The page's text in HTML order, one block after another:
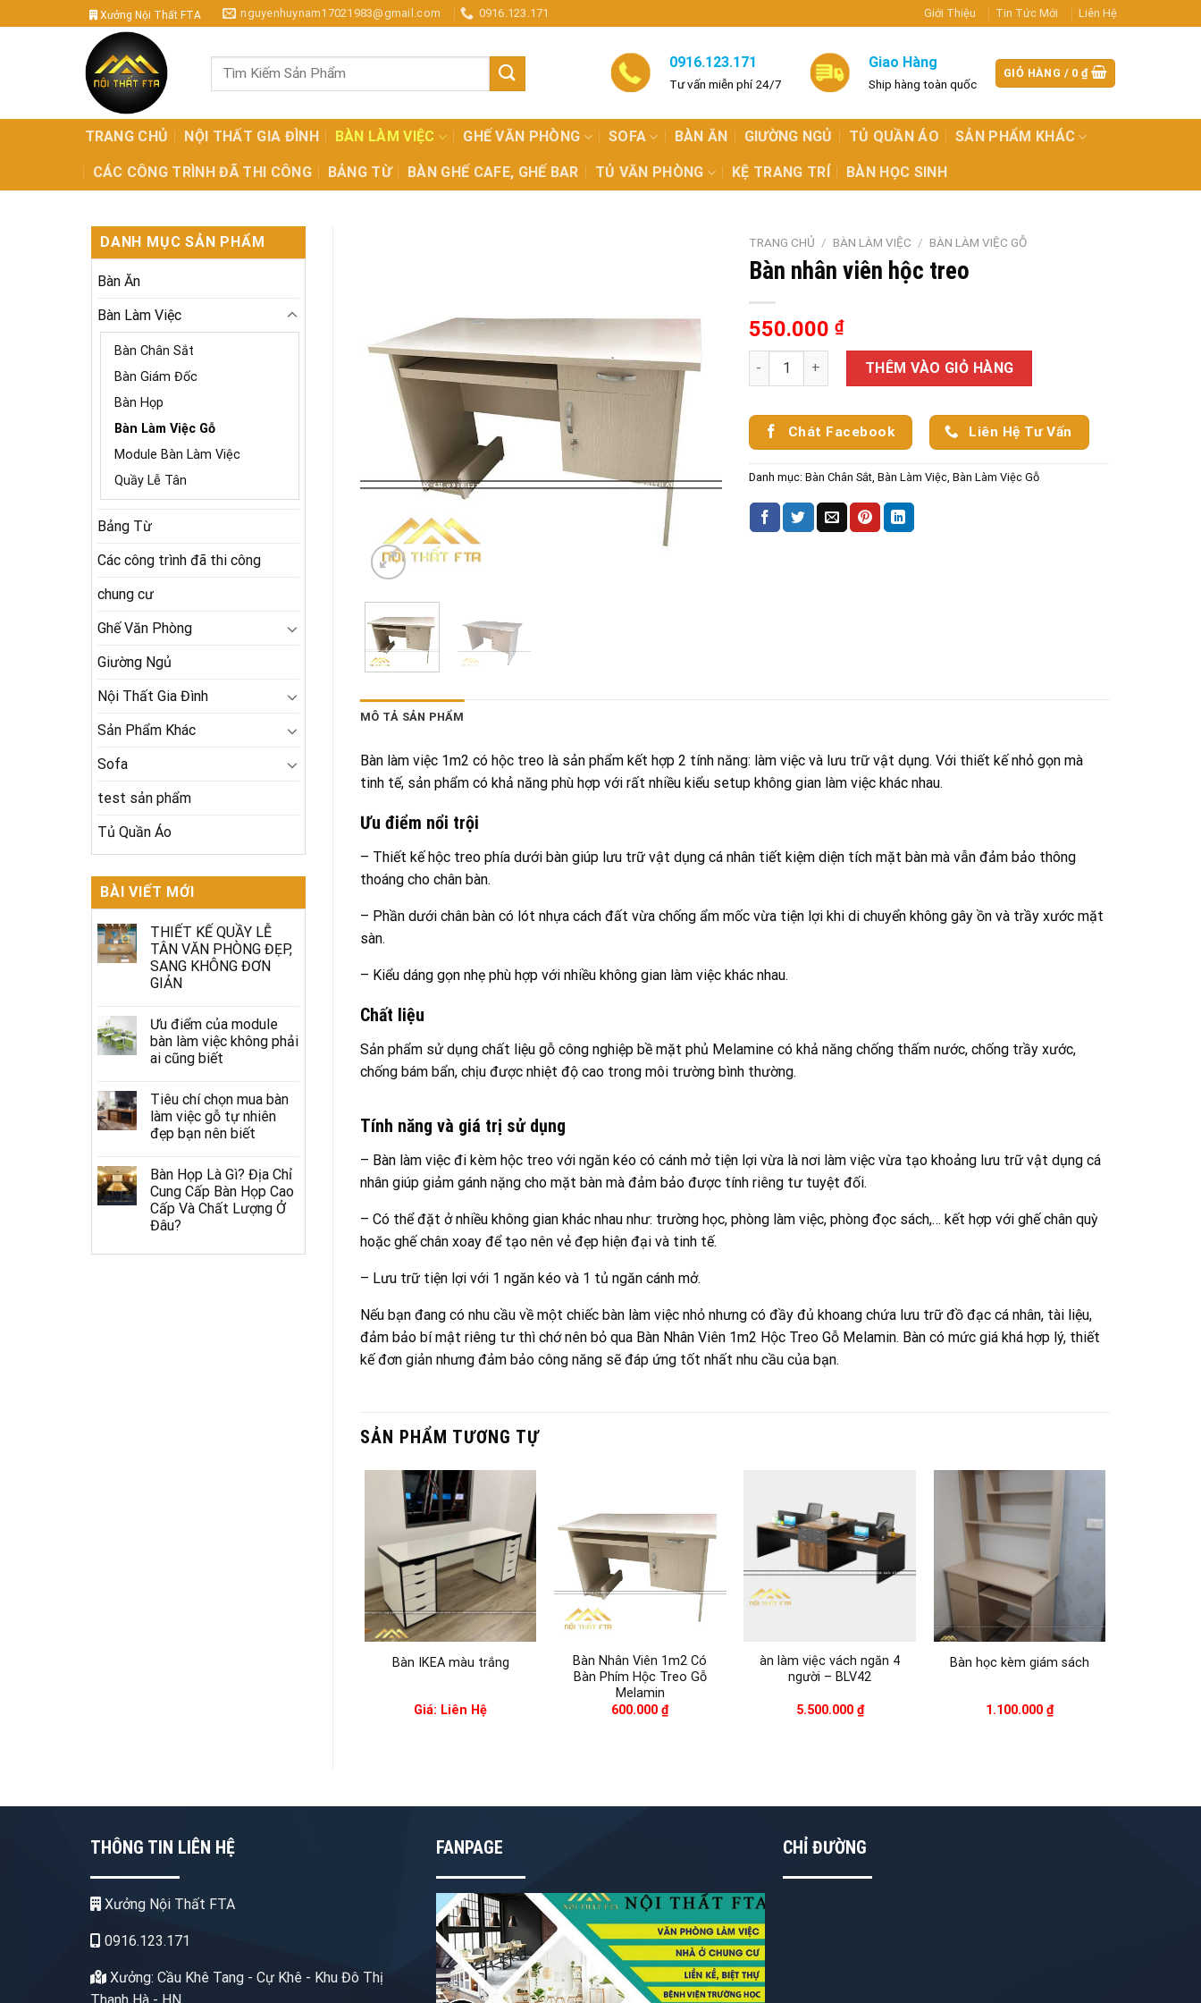
to
Xưởng Nội Thất FTA nguyenhuynam17021983@gmail.com 0916.123.171 Giới Thiệu Tin Tức Mới Liên Hệ
Tìm
0916.123.171
Tư vấn miễn phí 24/7
Giao Hàng
Ship hàng toàn quốc
GIỎ HÀNG / 0₫
TRANG CHỦ NỘI THẤT GIA ĐÌNH BÀN LÀM VIỆC GHẾ VĂN PHÒNG SOFA BÀN ĂN GIƯỜNG NGỦ TỦ QUẦN ÁO SẢN PHẨM KHÁC
CÁC CÔNG TRÌNH ĐÃ THI CÔNG BẢNG TỪ BÀN GHẾ CAFE, GHẾ BAR TỦ VĂN PHÒNG KỆ TRANG TRÍ BÀN HỌC SINH
DANH MỤC SẢN PHẨM
Bàn Ăn
Bàn Làm Việc
Bàn Chân Sắt
Bàn Giám Đốc
Bàn Họp
Bàn Làm Việc Gỗ
Module Bàn Làm Việc
Quầy Lễ Tân
Bảng Từ
Các công trình đã thi công
chung cư
Ghế Văn Phòng
Giường Ngủ
Nội Thất Gia Đình
Sản Phẩm Khác
Sofa
test sản phẩm
Tủ Quần Áo
BÀI VIẾT MỚI
THIẾT KẾ QUẦY LỄ
TÂN VĂN PHÒNG ĐẸP,
SANG KHÔNG ĐƠN
GIẢN
Ưu điểm của module
bàn làm việc không phải
ai cũng biết
Tiêu chí chọn mua bàn
làm việc gỗ tự nhiên
đẹp bạn nên biết
Bàn Họp Là Gì? Địa Chỉ
Cung Cấp Bàn Họp Cao
Cấp Và Chất Lượng Ở
Đâu?
TRANG CHỦ / BÀN LÀM VIỆC / BÀN LÀM VIỆC GỖ
Bàn nhân viên hộc treo
550.000 ₫
Bàn nhân viên hộc treo số lượng
THÊM VÀO GIỎ HÀNG
Chát Facebook Liên Hệ Tư Vấn
Danh mục: Bàn Chân Sắt, Bàn Làm Việc, Bàn Làm Việc Gỗ
MÔ TẢ SẢN PHẨM
Bàn làm việc 1m2 có hộc treo là sản phẩm kết hợp 2 tính năng: làm việc và lưu trữ vật dụng. Với thiết kế nhỏ gọn mà
tinh tế, sản phẩm có khả năng phù hợp với rất nhiều kiểu setup không gian làm việc khác nhau.
Ưu điểm nổi trội
– Thiết kế hộc treo phía dưới bàn giúp lưu trữ vật dụng cá nhân tiết kiệm diện tích mặt bàn mà vẫn đảm bảo thông
thoáng cho chân bàn.
– Phần dưới chân bàn có lót nhựa cách đất vừa chống ẩm mốc vừa tiện lợi khi di chuyển không gây ồn và trầy xước mặt
sàn.
– Kiểu dáng gọn nhẹ phù hợp với nhiều không gian làm việc khác nhau.
Chất liệu
Sản phẩm sử dụng chất liệu gỗ công nghiệp bề mặt phủ Melamine có khả năng chống thấm nước, chống trầy xước,
chống bám bẩn, chịu được nhiệt độ cao trong môi trường bình thường.
Tính năng và giá trị sử dụng
– Bàn làm việc đi kèm hộc treo với ngăn kéo có cánh mở tiện lợi vừa là nơi làm việc vừa tạo khoảng lưu trữ vật dụng cá
nhân giúp giảm gánh nặng cho mặt bàn mà đảm bảo được tính riêng tư tuyệt đối.
– Có thể đặt ở nhiều không gian khác nhau như: trường học, phòng làm việc, phòng đọc sách,… kết hợp với ghế chân quỳ
hoặc ghế chân xoay để tạo nên vẻ đẹp hiện đại và tinh tế.
– Lưu trữ tiện lợi với 1 ngăn kéo và 1 tủ ngăn cánh mở.
Nếu bạn đang có nhu cầu về một chiếc bàn làm việc nhỏ nhưng có đầy đủ khoang chứa lưu trữ đồ đạc cá nhân, tài liệu,
đảm bảo bí mật riêng tư thì chớ nên bỏ qua Bàn Nhân Viên 1m2 Hộc Treo Gỗ Melamin. Bàn có mức giá khá hợp lý, thiết
kế đơn giản nhưng đảm bảo công năng sẽ đáp ứng tốt nhất nhu cầu của bạn.
SẢN PHẨM TƯƠNG TỰ
Bàn IKEA màu trắng
Giá: Liên Hệ
Bàn Nhân Viên 1m2 Có
Bàn Phím Hộc Treo Gỗ
Melamin
600.000₫
àn làm việc vách ngăn 4
người – BLV42
5.500.000 ₫
Bàn học kèm giám sách
1.100.000 ₫
THÔNG TIN LIÊN HỆ
Xưởng Nội Thất FTA
0916.123.171
Xưởng: Cầu Khê Tang - Cự Khê - Khu Đô Thị
FANPAGE CHỈ ĐƯỜNG